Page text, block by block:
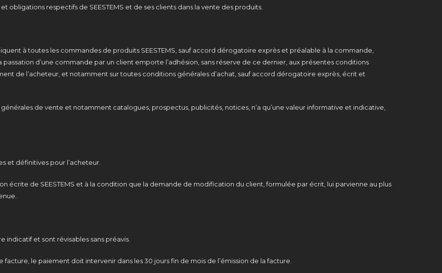
respectifs de SEESTEMS et de ses clients dans la vente des produits.
à toutes les commandes de produits SEESTEMS, sauf accord dérogatoire exprès et préalable à la commande,
d’une commande par un client emporte l’adhésion, sans réserve de ce dernier, aux présentes conditions
de l’acheteur, et notamment sur toutes conditions générales d’achat, sauf accord dérogatoire exprès, écrit et
de vente et notamment catalogues, prospectus, publicités, notices, n’a qu’une valeur informative et indicative,
et définitives pour l’acheteur.
écrite de SEESTEMS et à la condition que la demande de modification du client, formulée par écrit, lui parvienne au plus
indicatif et sont révisables sans préavis.
le paiement doit intervenir dans les 30 jours fin de mois de l’émission de la facture.